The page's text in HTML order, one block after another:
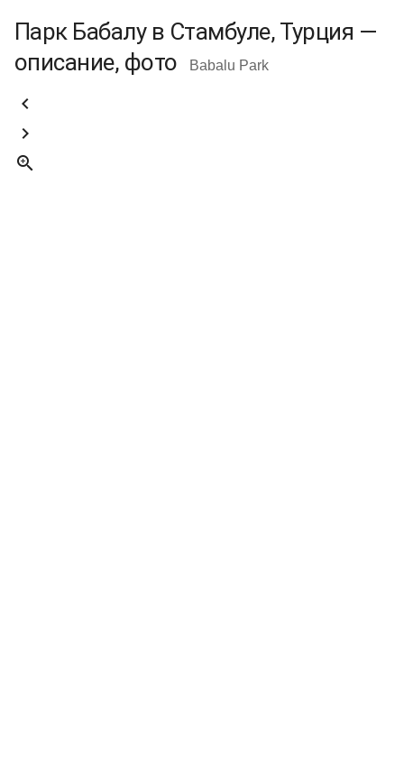
Парк Бабалу в Стамбуле, Турция —
описание, фото
Babalu Park


